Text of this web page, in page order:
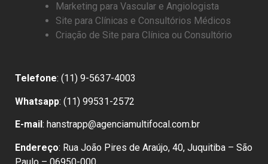
Marketing para Vascular e Angiologista
Site para Clínicas e Consultórios Médicos
Criação de Site para Clínica ou Consultório
Telefone: (11) 9-5637-4003
Whatsapp: (11) 99531-2572
E-mail: hanstrapp@agenciamultifocal.com.br
Endereço: Rua João Pires de Araújo, 40, Juquitiba – São
Paulo – 06950-000